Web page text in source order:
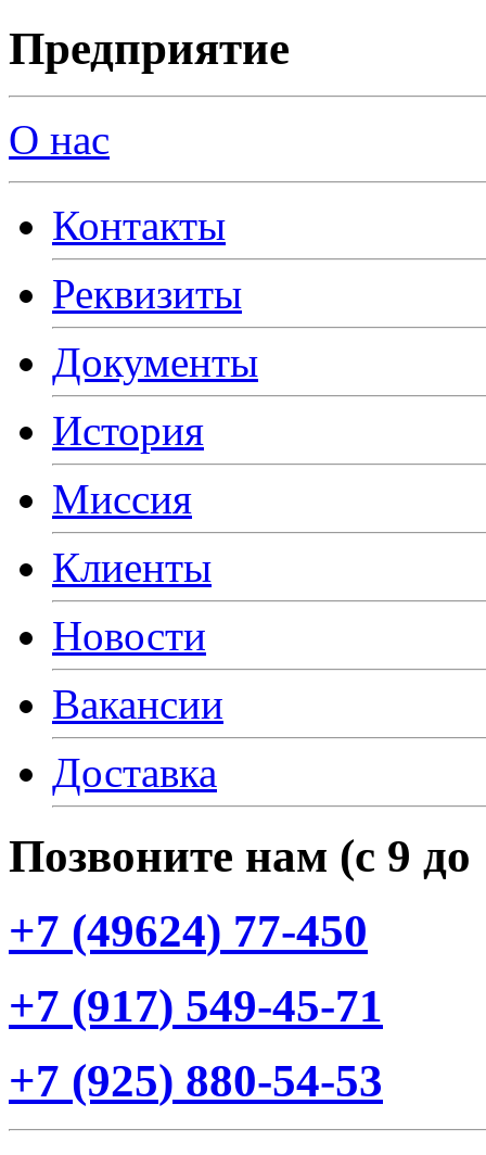
Предприятие
О нас
Контакты
Реквизиты
Документы
История
Миссия
Клиенты
Новости
Вакансии
Доставка
Позвоните нам (с 9
+7 (49624) 77-450
+7 (917) 549-45-71
+7 (925) 880-54-53